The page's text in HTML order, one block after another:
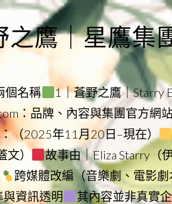
之鷹｜星鷹集
個名稱 1｜蒼野之鷹｜Starry
：品牌、內容與集團官方網
：（2025年11月20日–現在）
文）
故事由｜Eliza Starry（
跨媒體改編（音樂劇、電影
資訊透明
其內容並非真實